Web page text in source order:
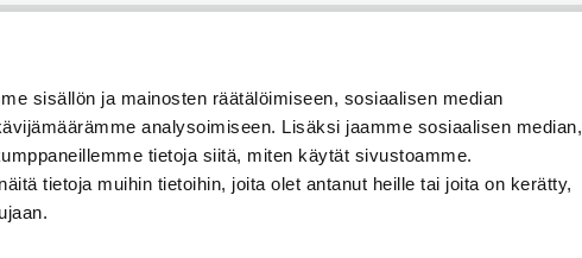
sisällön ja mainosten räätälöimiseen, sosiaalisen median
analysoimiseen. Lisäksi jaamme sosiaalisen median,
tietoja siitä, miten käytät sivustoamme.
tietoja muihin tietoihin, joita olet antanut heille tai joita on kerätty,